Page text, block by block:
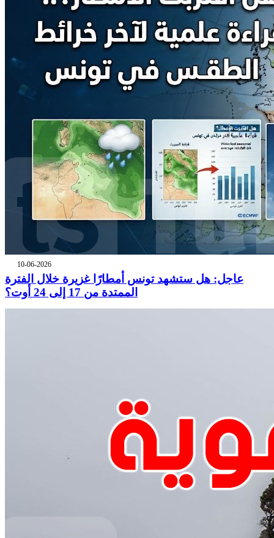
10-06-2026
عاجل: هل ستشهد تونس أمطارًا غزيرة خلال الفترة
الممتدة من 17 إلى 24 أوت؟